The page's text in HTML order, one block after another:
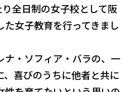
全日制の女子校として阪
た女子教育を行ってきまし
ナ・ソフィア・バラの、一
、喜びのうちに他者と共に